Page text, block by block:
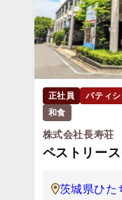
正社員 パティ
和食
株式会社長寿荘
ペストリー
茨城県ひ